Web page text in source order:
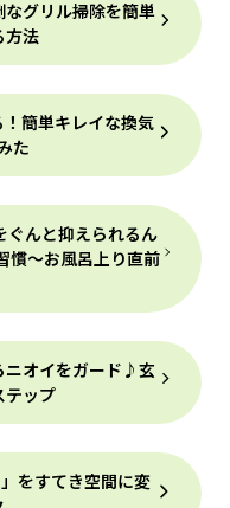
グリル掃除を簡単
方法
簡単キレイな換気
た
ぐんと抑えられるん
慣～お風呂上り直前
オイをガード♪玄
テップ
をすてき空間に変